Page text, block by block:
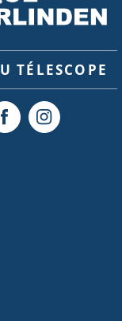
TÉLESCOPE